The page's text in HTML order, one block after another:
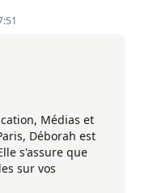
Médias et
Déborah est
s'assure que
sur vos